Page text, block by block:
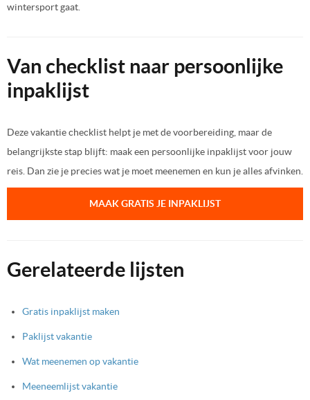
wintersport gaat.
Van checklist naar persoonlijke
inpaklijst
Deze vakantie checklist helpt je met de voorbereiding, maar de
belangrijkste stap blijft: maak een persoonlijke inpaklijst voor jouw
reis. Dan zie je precies wat je moet meenemen en kun je alles afvinken.
MAAK GRATIS JE INPAKLIJST
Gerelateerde lijsten
Gratis inpaklijst maken
Paklijst vakantie
Wat meenemen op vakantie
Meeneemlijst vakantie